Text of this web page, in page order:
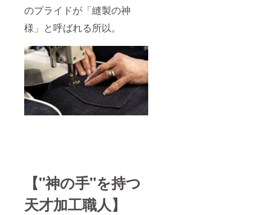
のプライドが「縫製の神
様」と呼ばれる所以。
【"神の手"を持つ
天才加工職人】